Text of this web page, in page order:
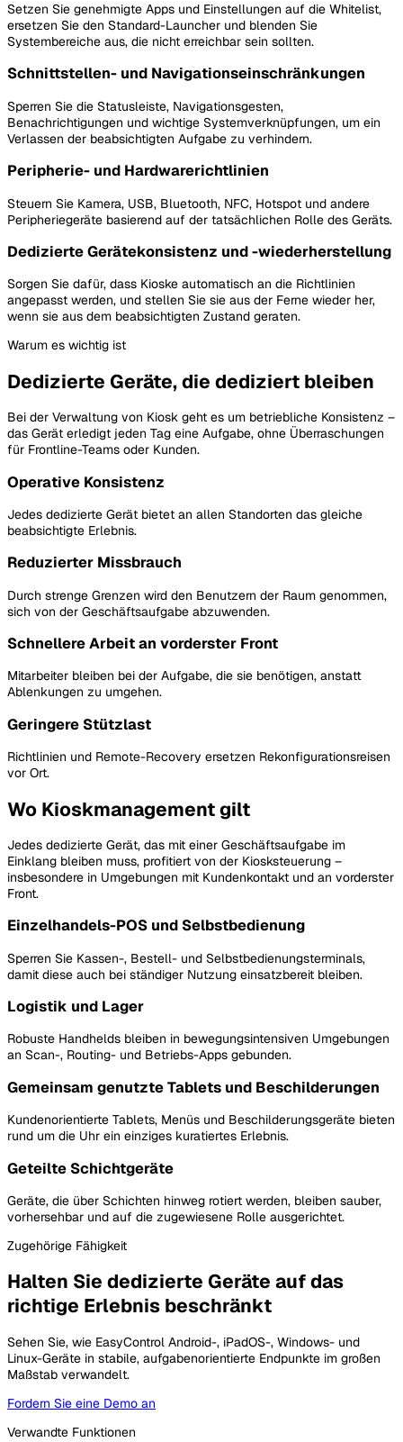
Setzen Sie genehmigte Apps und Einstellungen auf die Whitelist,
ersetzen Sie den Standard-Launcher und blenden Sie
Systembereiche aus, die nicht erreichbar sein sollten.
Schnittstellen- und Navigationseinschränkungen
Sperren Sie die Statusleiste, Navigationsgesten,
Benachrichtigungen und wichtige Systemverknüpfungen, um ein
Verlassen der beabsichtigten Aufgabe zu verhindern.
Peripherie- und Hardwarerichtlinien
Steuern Sie Kamera, USB, Bluetooth, NFC, Hotspot und andere
Peripheriegeräte basierend auf der tatsächlichen Rolle des Geräts.
Dedizierte Gerätekonsistenz und -wiederherstellung
Sorgen Sie dafür, dass Kioske automatisch an die Richtlinien
angepasst werden, und stellen Sie sie aus der Ferne wieder her,
wenn sie aus dem beabsichtigten Zustand geraten.
Warum es wichtig ist
Dedizierte Geräte, die dediziert bleiben
Bei der Verwaltung von Kiosk geht es um betriebliche Konsistenz –
das Gerät erledigt jeden Tag eine Aufgabe, ohne Überraschungen
für Frontline-Teams oder Kunden.
Operative Konsistenz
Jedes dedizierte Gerät bietet an allen Standorten das gleiche
beabsichtigte Erlebnis.
Reduzierter Missbrauch
Durch strenge Grenzen wird den Benutzern der Raum genommen,
sich von der Geschäftsaufgabe abzuwenden.
Schnellere Arbeit an vorderster Front
Mitarbeiter bleiben bei der Aufgabe, die sie benötigen, anstatt
Ablenkungen zu umgehen.
Geringere Stützlast
Richtlinien und Remote-Recovery ersetzen Rekonfigurationsreisen
vor Ort.
Wo Kioskmanagement gilt
Jedes dedizierte Gerät, das mit einer Geschäftsaufgabe im
Einklang bleiben muss, profitiert von der Kiosksteuerung –
insbesondere in Umgebungen mit Kundenkontakt und an vorderster
Front.
Einzelhandels-POS und Selbstbedienung
Sperren Sie Kassen-, Bestell- und Selbstbedienungsterminals,
damit diese auch bei ständiger Nutzung einsatzbereit bleiben.
Logistik und Lager
Robuste Handhelds bleiben in bewegungsintensiven Umgebungen
an Scan-, Routing- und Betriebs-Apps gebunden.
Gemeinsam genutzte Tablets und Beschilderungen
Kundenorientierte Tablets, Menüs und Beschilderungsgeräte bieten
rund um die Uhr ein einziges kuratiertes Erlebnis.
Geteilte Schichtgeräte
Geräte, die über Schichten hinweg rotiert werden, bleiben sauber,
vorhersehbar und auf die zugewiesene Rolle ausgerichtet.
Zugehörige Fähigkeit
Halten Sie dedizierte Geräte auf das
richtige Erlebnis beschränkt
Sehen Sie, wie EasyControl Android-, iPadOS-, Windows- und
Linux-Geräte in stabile, aufgabenorientierte Endpunkte im großen
Maßstab verwandelt.
Fordern Sie eine Demo an
Verwandte Funktionen